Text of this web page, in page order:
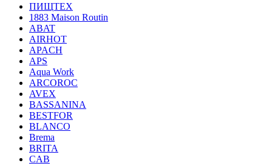
ПИЩТЕХ
1883 Maison Routin
ABAT
AIRHOT
APACH
APS
Aqua Work
ARCOROC
AVEX
BASSANINA
BESTFOR
BLANCO
Brema
BRITA
CAB